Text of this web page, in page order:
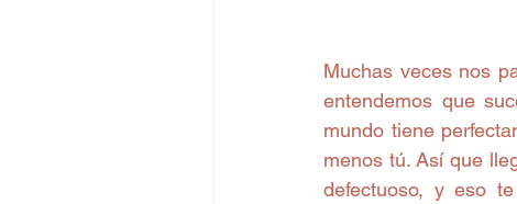
Muchas veces nos
entendemos que
mundo tiene
menos tú. Así que
defectuoso, y eso